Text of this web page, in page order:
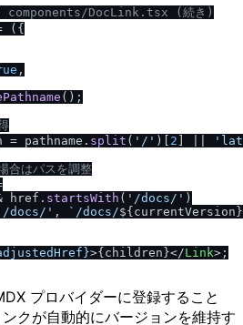
components/DocLink.tsx (続き)
( {
,
();
pathname. split ( ' / ' )[ 2
合はパスを調整
href.
startsWith ( ' /docs/ ' )
/docs/ ' , ` /docs/${currentVersion}
>{children}</Link> ;
プロバイダーに登録すること
クが自動的にバージョンを維持す